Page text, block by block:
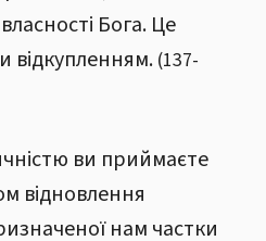
Бога. Це
відкупленням. (137-
ви приймаєте
відновлення
нам частки